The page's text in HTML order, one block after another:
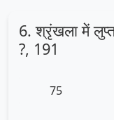
6. श्रृंखला में
?, 191
75